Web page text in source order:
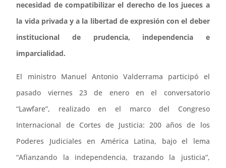
necesidad de compatibilizar el derecho de los jueces a
la vida privada y a la libertad de expresión con el deber
institucional de prudencia, independencia e
imparcialidad.
El ministro Manuel Antonio Valderrama participó el
pasado viernes 23 de enero en el conversatorio
“Lawfare”, realizado en el marco del Congreso
Internacional de Cortes de Justicia: 200 años de los
Poderes Judiciales en América Latina, bajo el lema
“Afianzando la independencia, trazando la justicia”,